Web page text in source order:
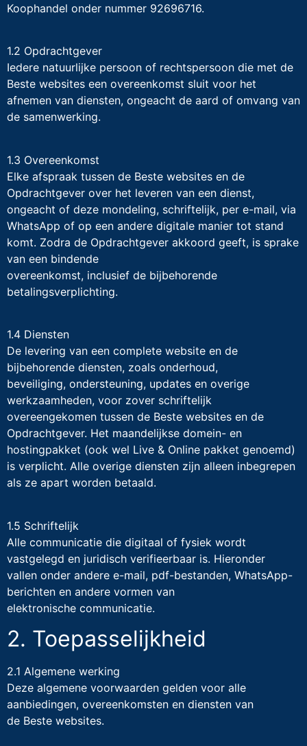
Koophandel onder nummer 92696716.
1.2 Opdrachtgever
Iedere natuurlijke persoon of rechtspersoon die met de
Beste websites een overeenkomst sluit voor het
afnemen van diensten, ongeacht de aard of omvang van
de samenwerking.
1.3 Overeenkomst
Elke afspraak tussen de Beste websites en de
Opdrachtgever over het leveren van een dienst,
ongeacht of deze mondeling, schriftelijk, per e-mail, via
WhatsApp of op een andere digitale manier tot stand
komt. Zodra de Opdrachtgever akkoord geeft, is sprake
van een bindende
overeenkomst, inclusief de bijbehorende
betalingsverplichting.
1.4 Diensten
De levering van een complete website en de
bijbehorende diensten, zoals onderhoud,
beveiliging, ondersteuning, updates en overige
werkzaamheden, voor zover schriftelijk
overeengekomen tussen de Beste websites en de
Opdrachtgever. Het maandelijkse domein- en
hostingpakket (ook wel Live & Online pakket genoemd)
is verplicht. Alle overige diensten zijn alleen inbegrepen
als ze apart worden betaald.
1.5 Schriftelijk
Alle communicatie die digitaal of fysiek wordt
vastgelegd en juridisch verifieerbaar is. Hieronder
vallen onder andere e-mail, pdf-bestanden, WhatsApp-
berichten en andere vormen van
elektronische communicatie.
2. Toepasselijkheid
2.1 Algemene werking
Deze algemene voorwaarden gelden voor alle
aanbiedingen, overeenkomsten en diensten van
de Beste websites.